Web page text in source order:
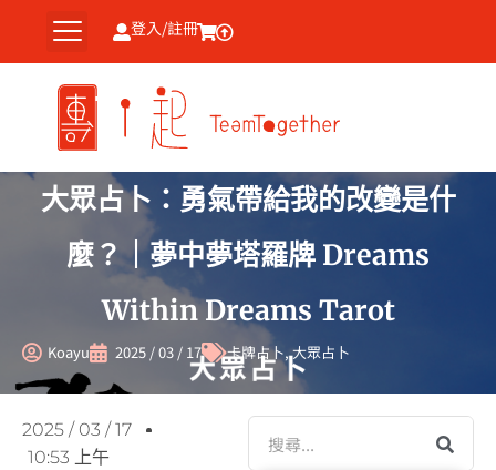
主
登入/註冊
大眾占卜：勇氣帶給我的改變是什
麼？｜夢中夢塔羅牌 Dreams
Within Dreams Tarot
Koayu 2025 / 03 / 17 卡牌占卜,大眾占卜
2025 / 03 / 17
10:53 上午